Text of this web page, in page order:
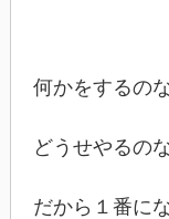
何かをするの
どうせやるの
だから１番に